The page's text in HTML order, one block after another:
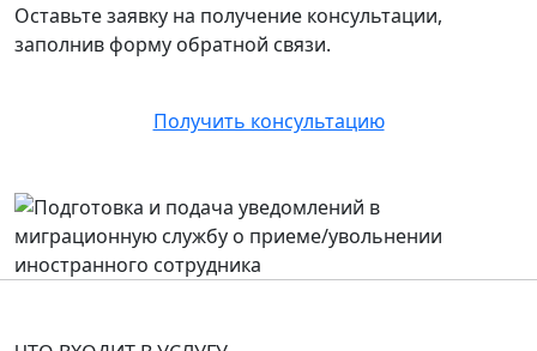
Оставьте заявку на получение консультации,
заполнив форму обратной связи.
Получить консультацию